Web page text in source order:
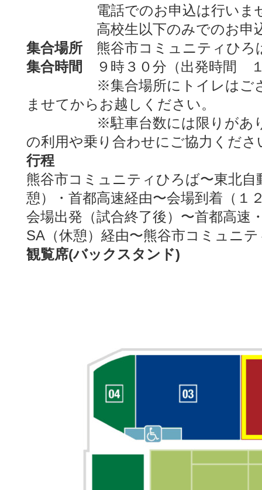
電話でのお申込は行いま
高校生以下のみでのお申込
集合場所 熊谷市コミュニティひろ
集合時間
９時３０分（出発時間
※集合場所にトイレはござい
ませてからお越しください。
※駐車台数には限りがありま
の利用や乗り合わせにご協力くださ
行程
熊谷市コミュニティひろば〜東北自
憩）・首都高速経由〜会場到着（１
会場出発（試合終了後）〜首都高速
SA（休憩）経由〜熊谷市コミュニ
観覧席(バックスタンド)